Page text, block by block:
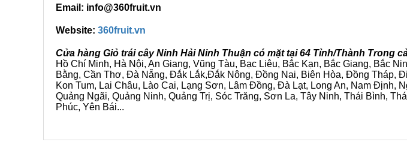
Email: info@360fruit.vn
Website: 360fruit.vn
Cửa hàng Giỏ trái cây Ninh Hải Ninh Thuận có mặt tại 64 Tỉnh/Thành Trong
Hồ Chí Minh, Hà Nội, An Giang, Vũng Tàu, Bạc Liêu, Bắc Kạn, Bắc Giang, Bắc
Bằng, Cần Thơ, Đà Nẵng, Đắk Lắk,Đắk Nông, Đồng Nai, Biên Hòa, Đồng Tháp,
Kon Tum, Lai Châu, Lào Cai, Lạng Sơn, Lâm Đồng, Đà Lạt, Long An, Nam Định,
Quảng Ngãi, Quảng Ninh, Quảng Trị, Sóc Trăng, Sơn La, Tây Ninh, Thái Bình,
Phúc, Yên Bái...